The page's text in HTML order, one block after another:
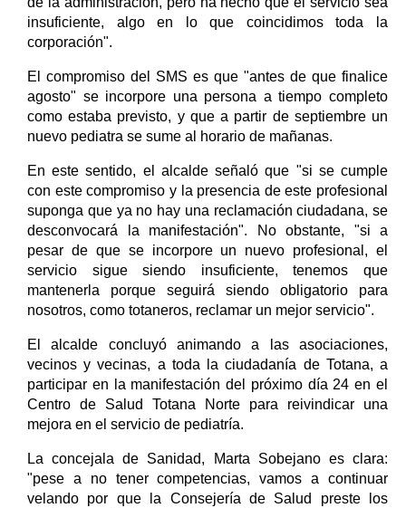
insuficiente, algo en lo que coincidimos toda la
corporación".
El compromiso del SMS es que "antes de que finalice
agosto" se incorpore una persona a tiempo completo
como estaba previsto, y que a partir de septiembre un
nuevo pediatra se sume al horario de mañanas.
En este sentido, el alcalde señaló que "si se cumple
con este compromiso y la presencia de este profesional
suponga que ya no hay una reclamación ciudadana, se
desconvocará la manifestación". No obstante, "si a
pesar de que se incorpore un nuevo profesional, el
servicio sigue siendo insuficiente, tenemos que
mantenerla porque seguirá siendo obligatorio para
nosotros, como totaneros, reclamar un mejor servicio".
El alcalde concluyó animando a las asociaciones,
vecinos y vecinas, a toda la ciudadanía de Totana, a
participar en la manifestación del próximo día 24 en el
Centro de Salud Totana Norte para reivindicar una
mejora en el servicio de pediatría.
La concejala de Sanidad, Marta Sobejano es clara:
"pese a no tener competencias, vamos a continuar
velando por que la Consejería de Salud preste los